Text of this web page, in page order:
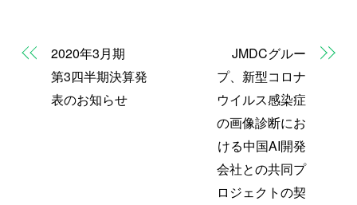
2020年3月期
第3四半期決算発
表のお知らせ
JMDCグルー
プ、新型コロナ
ウイルス感染症
の画像診断にお
ける中国AI開発
会社との共同プ
ロジェクトの契